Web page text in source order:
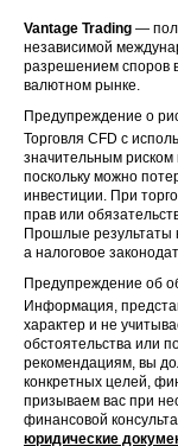
Vantage Trading —
независимой
разрешением споров
валютном рынке.
Предупреждение о
Торговля CFD с
значительным
поскольку можно
инвестиции. При
прав или
Прошлые результаты
а налоговое
Предупреждение об
Информация,
характер и не
обстоятельства или
рекомендациям, вы
конкретных целей,
призываем вас при
финансовой
юридические